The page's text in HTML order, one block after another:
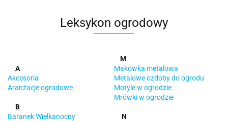
Zgody cookies
Leksykon ogrodowy
A
Akcesoria
Aranżacje ogrodowe
B
Baranek Wielkanocny
M
Makówka metalowa
Metalowe ozdoby do ogrodu
Motyle w ogrodzie
Mrówki w ogrodzie
N